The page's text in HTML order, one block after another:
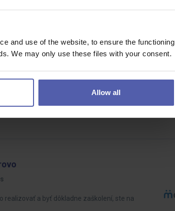
and use of the website, to ensure the functioning
We may only use these files with your consent.
Allow all
projekty a spolupracovat s kolegy napříč
Budete zodpovědní za montáž výrobků podle
realizovať a byť dôkladne zaškolení, ste na